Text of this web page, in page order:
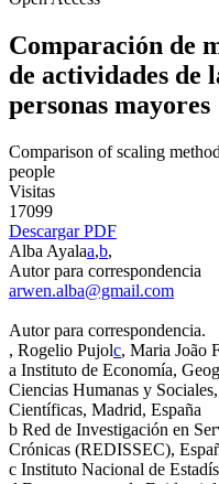
Comparación de
de actividades de
personas mayores
Comparison of scaling
people
Visitas
17099
Descargar PDF
Alba Ayalaa,b,
Autor para correspondencia
arwen.alba@gmail.com
Autor para correspondencia.
, Rogelio Pujolc, Maria João
a Instituto de Economía,
Ciencias Humanas y
Científicas, Madrid, España
b Red de Investigación en
Crónicas (REDISSEC),
c Instituto Nacional de